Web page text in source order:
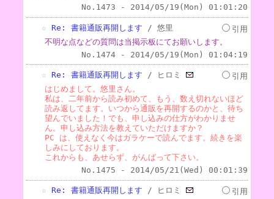
No.1473 - 2014/05/19(Mon) 01:01:20
☆ Re: 書籍通販再開します / 悠里
引用
不明な点などの質問は当掲示板にてお願いします。
No.1474 - 2014/05/19(Mon) 01:04:19
☆ Re: 書籍通販再開します / ヒロミ
引用
はじめまして。悠里さん。
私は、二年前から読み初めて、もう、数え切れないほど
読み返してます。いつから通販を再開するのかと、待ち
望んでいました！でも、申し込みの仕方がわかりませ
ん。申し込み方法を教えていただけますか？
PC は、使えなく今はガラケーで読んでます。続きを楽
しみにしております。
これからも、あせらず、がんばって下さい。
No.1475 - 2014/05/21(Wed) 00:01:39
☆ Re: 書籍通販再開します / ヒロミ
引用